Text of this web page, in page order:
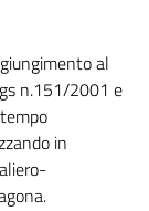
al
n.151/2001 e
in